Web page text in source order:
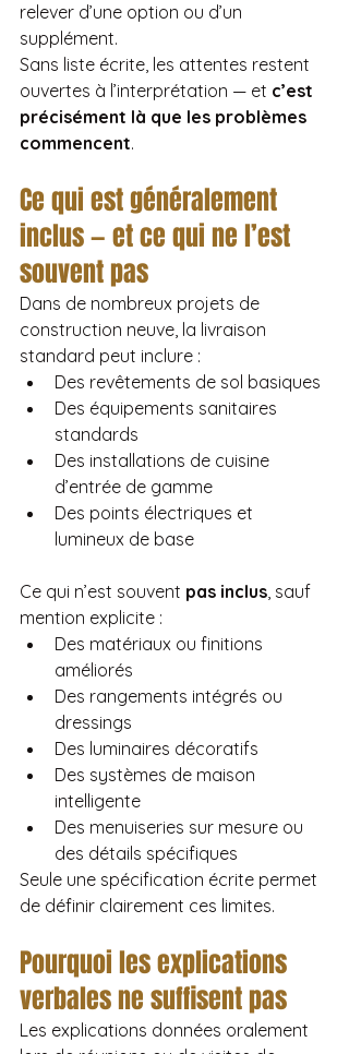
relever d’une option ou d’un
supplément.
Sans liste écrite, les attentes restent
ouvertes à l’interprétation — et c’est
précisément là que les problèmes
commencent.
Ce qui est généralement
inclus — et ce qui ne l’est
souvent pas
Dans de nombreux projets de
construction neuve, la livraison
standard peut inclure :
Des revêtements de sol basiques
Des équipements sanitaires
standards
Des installations de cuisine
d’entrée de gamme
Des points électriques et
lumineux de base
Ce qui n’est souvent pas inclus, sauf
mention explicite :
Des matériaux ou finitions
améliorés
Des rangements intégrés ou
dressings
Des luminaires décoratifs
Des systèmes de maison
intelligente
Des menuiseries sur mesure ou
des détails spécifiques
Seule une spécification écrite permet
de définir clairement ces limites.
Pourquoi les explications
verbales ne suffisent pas
Les explications données oralement